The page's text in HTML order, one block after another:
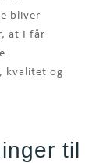
bliver
at I får
kvalitet og
til